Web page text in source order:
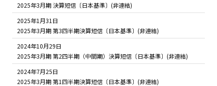
2025年3月期 決算短信〔日本基準〕(非連結)
2025年1月31日
2025年3月期 第3四半期決算短信〔日本基準〕(非連結)
2024年10月29日
2025年3月期 第2四半期（中間期）決算短信〔日本基準〕(非連結)
2024年7月25日
2025年3月期 第1四半期決算短信〔日本基準〕(非連結)